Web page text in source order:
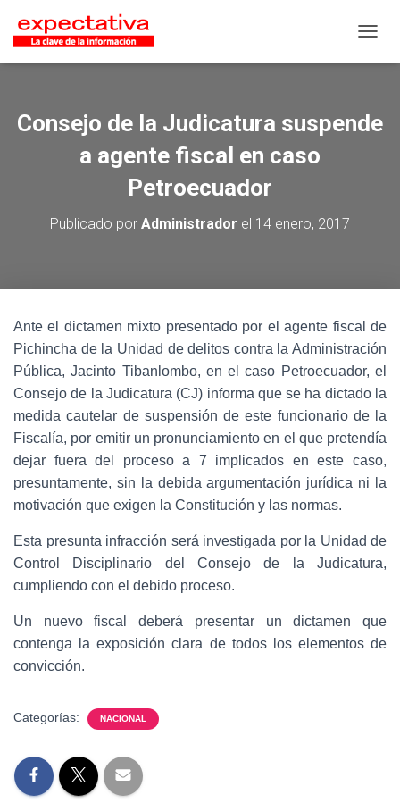
Consejo de la Judicatura suspende
a agente fiscal en caso
Petroecuador
Publicado por Administrador el 14 enero, 2017
Ante el dictamen mixto presentado por el agente fiscal de
Pichincha de la Unidad de delitos contra la Administración
Pública, Jacinto Tibanlombo, en el caso Petroecuador, el
Consejo de la Judicatura (CJ) informa que se ha dictado la
medida cautelar de suspensión de este funcionario de la
Fiscalía, por emitir un pronunciamiento en el que pretendía
dejar fuera del proceso a 7 implicados en este caso,
presuntamente, sin la debida argumentación jurídica ni la
motivación que exigen la Constitución y las normas.
Esta presunta infracción será investigada por la Unidad de
Control Disciplinario del Consejo de la Judicatura,
cumpliendo con el debido proceso.
Un nuevo fiscal deberá presentar un dictamen que
contenga la exposición clara de todos los elementos de
convicción.
Categorías: NACIONAL